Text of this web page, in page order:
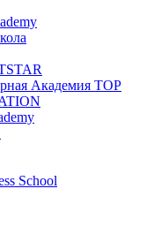
Академия TOP
School